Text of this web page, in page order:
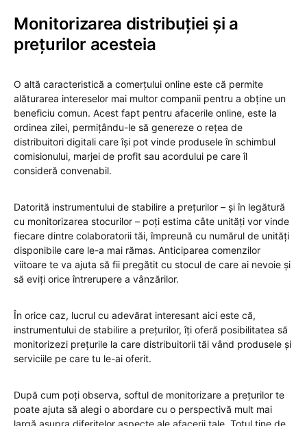
Monitorizarea distribuției și a
prețurilor acesteia
O altă caracteristică a comerțului online este că permite
alăturarea intereselor mai multor companii pentru a obține un
beneficiu comun. Acest fapt pentru afacerile online, este la
ordinea zilei, permițându-le să genereze o rețea de
distribuitori digitali care își pot vinde produsele în schimbul
comisionului, marjei de profit sau acordului pe care îl
consideră convenabil.
Datorită instrumentului de stabilire a prețurilor – și în legătură
cu monitorizarea stocurilor – poți estima câte unități vor vinde
fiecare dintre colaboratorii tăi, împreună cu numărul de unități
disponibile care le-a mai rămas. Anticiparea comenzilor
viitoare te va ajuta să fii pregătit cu stocul de care ai nevoie și
să eviți orice întrerupere a vânzărilor.
În orice caz, lucrul cu adevărat interesant aici este că,
instrumentului de stabilire a prețurilor, îți oferă posibilitatea să
monitorizezi prețurile la care distribuitorii tăi vând produsele și
serviciile pe care tu le-ai oferit.
După cum poți observa, softul de monitorizare a prețurilor te
poate ajuta să alegi o abordare cu o perspectivă mult mai
largă asupra diferitelor aspecte ale afacerii tale. Totul ține de